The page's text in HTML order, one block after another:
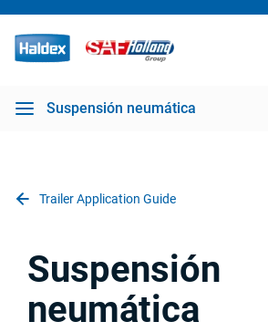
Suspensión neumática
Trailer Application Guide
Suspensión
neumática